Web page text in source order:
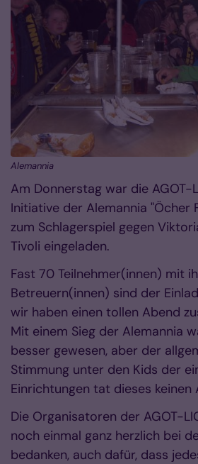
Alemannia
Am Donnerstag war die AGOT-
Initiative der Alemannia "Öcher
zum Schlagerspiel gegen
Tivoli eingeladen.
Fast 70 Teilnehmer(innen) mit
Betreuern(innen) sind der
wir haben einen tollen Abend
Mit einem Sieg der Alemannia
besser gewesen, aber der
Stimmung unter den Kids der
Einrichtungen tat dieses keinen
Die Organisatoren der AGOT-
noch einmal ganz herzlich bei
bedanken, auch dafür, dass